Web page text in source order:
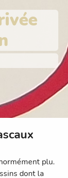
plu.
dont la